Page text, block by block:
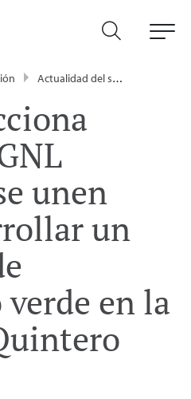
Actualidad del sector energético - Enagás
unen
un
en la